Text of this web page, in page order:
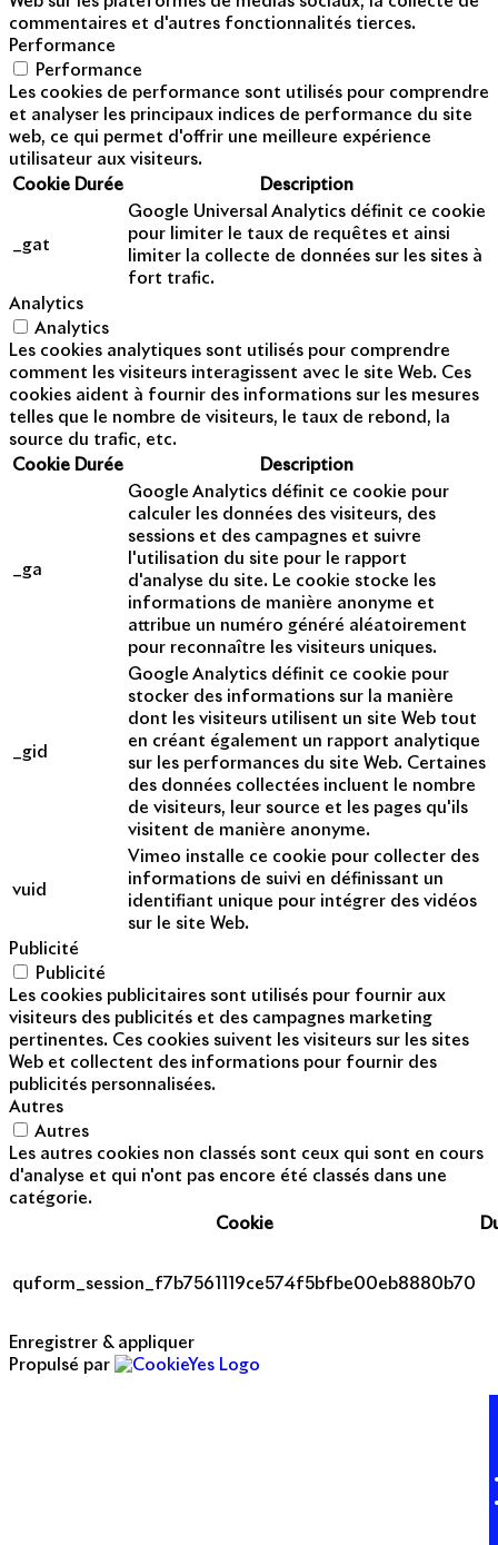
commentaires et d'autres fonctionnalités tierces.
Performance
Performance
Les cookies de performance sont utilisés pour comprendre
et analyser les principaux indices de performance du site
web, ce qui permet d'offrir une meilleure expérience
utilisateur aux visiteurs.
Cookie Durée Description
_gat
Google Universal Analytics définit ce cookie
pour limiter le taux de requêtes et ainsi
limiter la collecte de données sur les sites à
fort trafic.
Analytics
Analytics
Les cookies analytiques sont utilisés pour comprendre
comment les visiteurs interagissent avec le site Web. Ces
cookies aident à fournir des informations sur les mesures
telles que le nombre de visiteurs, le taux de rebond, la
source du trafic, etc.
Cookie Durée Description
_ga
Google Analytics définit ce cookie pour
calculer les données des visiteurs, des
sessions et des campagnes et suivre
l'utilisation du site pour le rapport
d'analyse du site. Le cookie stocke les
informations de manière anonyme et
attribue un numéro généré aléatoirement
pour reconnaître les visiteurs uniques.
_gid
Google Analytics définit ce cookie pour
stocker des informations sur la manière
dont les visiteurs utilisent un site Web tout
en créant également un rapport analytique
sur les performances du site Web. Certaines
des données collectées incluent le nombre
de visiteurs, leur source et les pages qu'ils
visitent de manière anonyme.
vuid
Vimeo installe ce cookie pour collecter des
informations de suivi en définissant un
identifiant unique pour intégrer des vidéos
sur le site Web.
Publicité
Publicité
Les cookies publicitaires sont utilisés pour fournir aux
visiteurs des publicités et des campagnes marketing
pertinentes. Ces cookies suivent les visiteurs sur les sites
Web et collectent des informations pour fournir des
publicités personnalisées.
Autres
Autres
Les autres cookies non classés sont ceux qui sont en cours
d'analyse et qui n'ont pas encore été classés dans une
catégorie.
Cookie
quform_session_f7b7561119ce574f5bfbe00eb8880b70
Enregistrer & appliquer
Propulsé par